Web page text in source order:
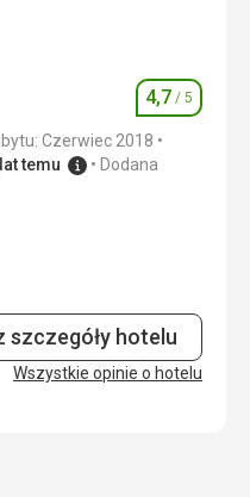
5,0/ 5
5,0
Ocena
4,7 / 5
Czerwiec 2018
temu
Dodana
5,0 / 5
5,0/ 5
szczegóły hotelu
Wszystkie opinie o hotelu